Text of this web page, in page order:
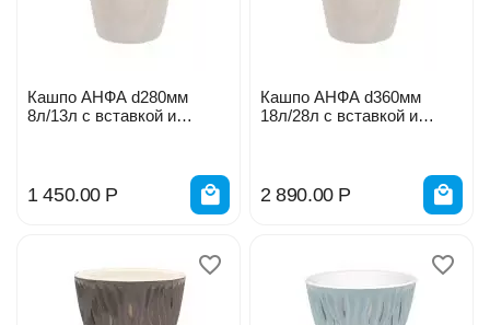
Кашпо АНФА d280мм
8л/13л с вставкой и
1 450.00 Р
Кашпо АНФА d360мм
18л/28л с вставкой и
2 890.00 Р